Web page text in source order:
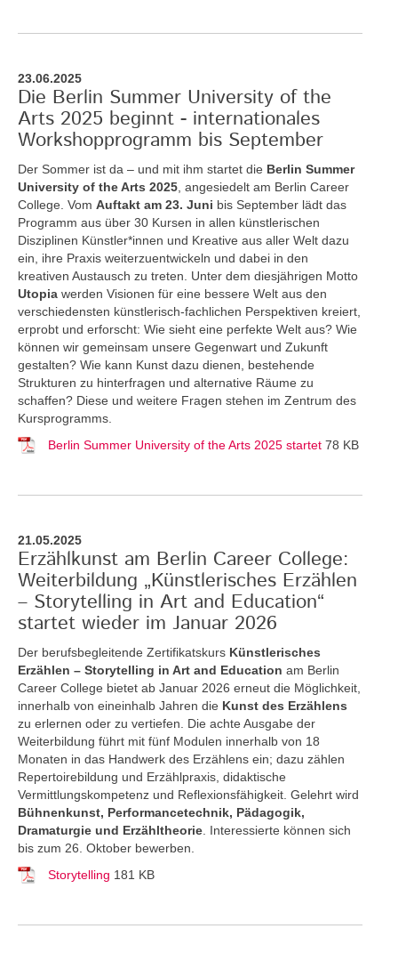
23.06.2025
Die Berlin Summer University of the
Arts 2025 beginnt - internationales
Workshopprogramm bis September
Der Sommer ist da – und mit ihm startet die Berlin Summer
University of the Arts 2025 , angesiedelt am Berlin Career
College. Vom Auftakt am 23. Juni bis September lädt das
Programm aus über 30 Kursen in allen künstlerischen
Disziplinen Künstler*innen und Kreative aus aller Welt dazu
ein, ihre Praxis weiterzuentwickeln und dabei in den
kreativen Austausch zu treten. Unter dem diesjährigen Motto
Utopia werden Visionen für eine bessere Welt aus den
verschiedensten künstlerisch-fachlichen Perspektiven kreiert,
erprobt und erforscht: Wie sieht eine perfekte Welt aus? Wie
können wir gemeinsam unsere Gegenwart und Zukunft
gestalten? Wie kann Kunst dazu dienen, bestehende
Strukturen zu hinterfragen und alternative Räume zu
schaffen? Diese und weitere Fragen stehen im Zentrum des
Kursprogramms.
Berlin Summer University of the Arts 2025 startet 78 KB
21.05.2025
Erzählkunst am Berlin Career College:
Weiterbildung „Künstlerisches Erzählen
– Storytelling in Art and Education“
startet wieder im Januar 2026
Der berufsbegleitende Zertifikatskurs Künstlerisches
Erzählen – Storytelling in Art and Education am Berlin
Career College bietet ab Januar 2026 erneut die Möglichkeit,
innerhalb von eineinhalb Jahren die Kunst des Erzählens
zu erlernen oder zu vertiefen. Die achte Ausgabe der
Weiterbildung führt mit fünf Modulen innerhalb von 18
Monaten in das Handwerk des Erzählens ein; dazu zählen
Repertoirebildung und Erzählpraxis, didaktische
Vermittlungskompetenz und Reflexionsfähigkeit. Gelehrt wird
Bühnenkunst, Performancetechnik, Pädagogik,
Dramaturgie und Erzähltheorie . Interessierte können sich
bis zum 26. Oktober bewerben.
Storytelling 181 KB